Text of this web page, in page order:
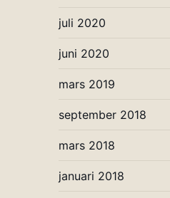
juli 2020
juni 2020
mars 2019
september 2018
mars 2018
januari 2018